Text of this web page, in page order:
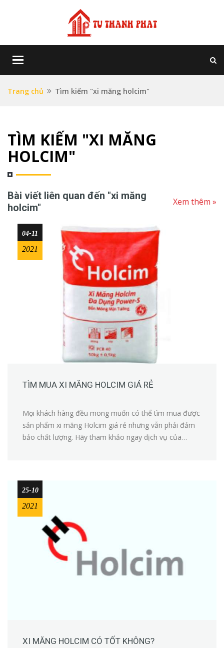
Toggle
Trang chủ Tìm kiếm "xi măng holcim"
TÌM KIẾM "XI MĂNG
HOLCIM"
Bài viết liên quan đến "xi măng
holcim"
Xem thêm »
TÌM MUA XI MĂNG HOLCIM GIÁ RẺ
04-11
2021
Mọi khách hàng đều mong muốn có thể tìm mua được
sản phẩm xi măng Holcim giá rẻ nhưng vẫn phải đảm
bảo chất lượng. Hãy tham khảo ngay dịch vụ của
XI MĂNG HOLCIM CÓ TỐT KHÔNG?
25-10
2021